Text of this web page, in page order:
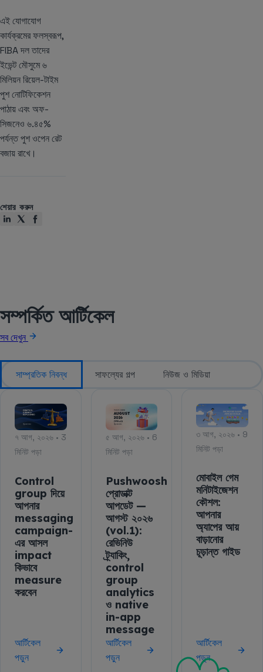
এই যোগাযোগ
কার্যক্রমের ফলস্বরূপ,
FIBA দল তাদের
ইভেন্ট মৌসুমে ৬
মিলিয়ন রিয়েল-টাইম
পুশ নোটিফিকেশন
পাঠায় এবং অফ-
সিজনেও ৬.৪৫%
পর্যন্ত পুশ ওপেন রেট
বজায় রাখে।
শেয়ার করুন
সম্পর্কিত আর্টিকেল
সব দেখুন
সাম্প্রতিক নিবন্ধ সাফল্যের গল্প নিউজ ও মিডিয়া
৭ আগ, ২০২৬ • 3
মিনিট পড়া
Control
group দিয়ে
আপনার
messaging
campaign-
এর আসল
impact
কিভাবে
measure
করবেন
আর্টিকেল
পড়ুন
৫ আগ, ২০২৬ • 6
মিনিট পড়া
Pushwoosh
প্রোডাক্ট
আপডেট —
আগস্ট ২০২৬
(vol.1):
রেভিনিউ
ট্র্যাকিং,
control
group
analytics
ও native
in-app
message
আর্টিকেল
পড়ুন
৩ আগ, ২০২৬ • 9
মিনিট পড়া
মোবাইল গেম
মনিটাইজেশন
কৌশল:
আপনার
অ্যাপের আয়
বাড়ানোর
চূড়ান্ত গাইড
আর্টিকেল
পড়ুন